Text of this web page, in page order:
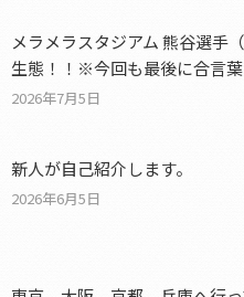
メラメラスタジアム 熊谷選手
生態！！※今回も最後に合言
2026年7月5日
新人が自己紹介します。
2026年6月5日